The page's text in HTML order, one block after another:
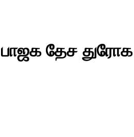
தேச துரோக